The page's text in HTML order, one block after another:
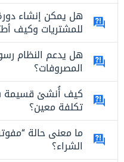
هل يمكن إنشاء
للمشتريات وكيف
هل يدعم النظام
المصروفات؟
كيف أُنشئ قسيمة
تكلفة معين؟
ما معنى حالة
الشراء؟